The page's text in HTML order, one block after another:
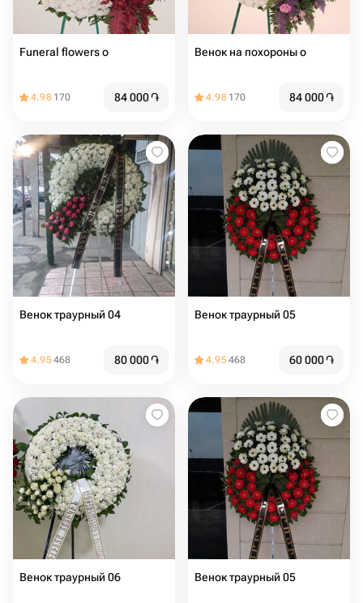
Funeral flowers о
4.98 170 84 000֏
Венок на похороны о
4.98 170 84 000֏
Венок траурный 04
4.95468 80 000֏
Венок траурный 05
4.95468 60 000֏
Венок траурный 06 Венок траурный 05